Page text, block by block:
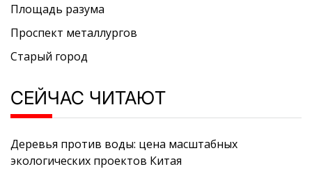
Площадь разума
Проспект металлургов
Старый город
СЕЙЧАС ЧИТАЮТ
Деревья против воды: цена масштабных
экологических проектов Китая